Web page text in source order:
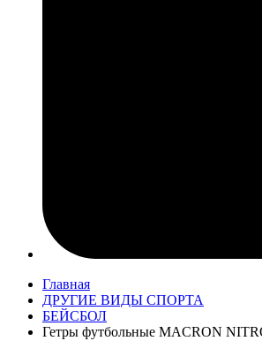
Главная
ДРУГИЕ ВИДЫ СПОРТА
БЕЙСБОЛ
Гетры футбольные MACRON